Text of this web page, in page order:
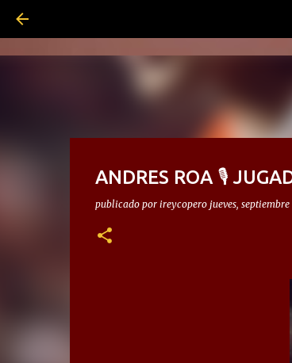
ANDRES ROA 🎙
publicado por ireycopero jueves, septiembre